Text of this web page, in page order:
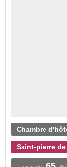
Chambre
Saint-pierre